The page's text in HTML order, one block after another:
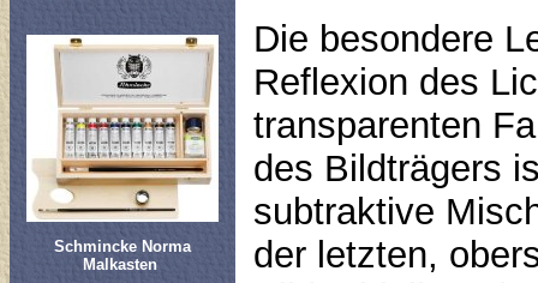
Schmincke Norma
Malkasten
Die besondere
Reflexion des
transparenten
des Bildträgers
subtraktive
der letzten,